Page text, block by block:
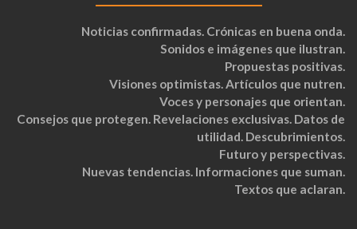
Noticias confirmadas. Crónicas en buena onda.
Sonidos e imágenes que ilustran.
Propuestas positivas.
Visiones optimistas. Artículos que nutren.
Voces y personajes que orientan.
Consejos que protegen. Revelaciones exclusivas. Datos de
utilidad. Descubrimientos.
Futuro y perspectivas.
Nuevas tendencias. Informaciones que suman.
Textos que aclaran.